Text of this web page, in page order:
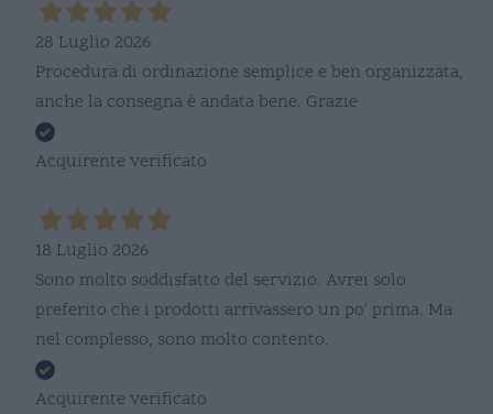
28 Luglio 2026
Procedura di ordinazione semplice e ben organizzata,
anche la consegna è andata bene. Grazie
Acquirente verificato
18 Luglio 2026
Sono molto soddisfatto del servizio. Avrei solo
preferito che i prodotti arrivassero un po' prima. Ma
nel complesso, sono molto contento.
Acquirente verificato